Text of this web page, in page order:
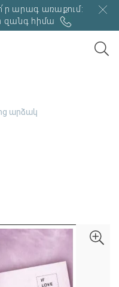
արագ առաքում:
զանգ հիմա
արձակ